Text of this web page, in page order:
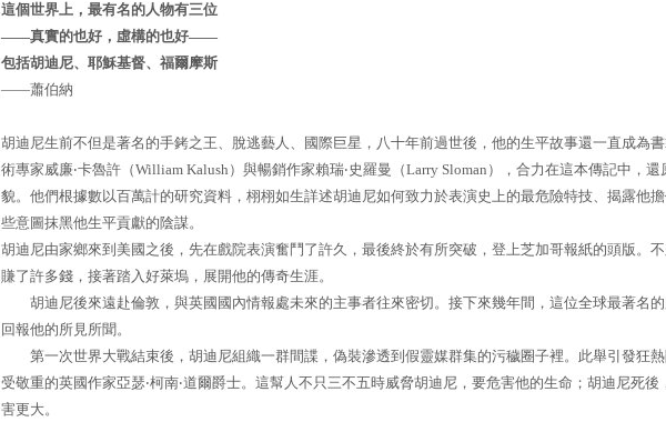
這個世界上，最有名的人物有三位
——真實的也好，虛構的也好——
包括胡迪尼、耶穌基督、福爾摩斯
——蕭伯納
胡迪尼生前不但是著名的手銬之王、脫逃藝人、國際巨星，八十年前過世後，他的生平故事還一直成為
術專家威廉‧卡魯許（William Kalush）與暢銷作家賴瑞‧史羅曼（Larry Sloman），合力在這本傳記中，
貌。他們根據數以百萬計的研究資料，栩栩如生詳述胡迪尼如何致力於表演史上的最危險特技、揭露他
些意圖抹黑他生平貢獻的陰謀。
胡迪尼由家鄉來到美國之後，先在戲院表演奮鬥了許久，最後終於有所突破，登上芝加哥報紙的頭版。
賺了許多錢，接著踏入好萊塢，展開他的傳奇生涯。
胡迪尼後來遠赴倫敦，與英國國內情報處未來的主事者往來密切。接下來幾年間，這位全球最著名
回報他的所見所聞。
第一次世界大戰結束後，胡迪尼組織一群間諜，偽裝滲透到假靈媒群集的污穢圈子裡。此舉引發狂
受敬重的英國作家亞瑟‧柯南‧道爾爵士。這幫人不只三不五時威脅胡迪尼，要危害他的生命；胡迪尼死
害更大。